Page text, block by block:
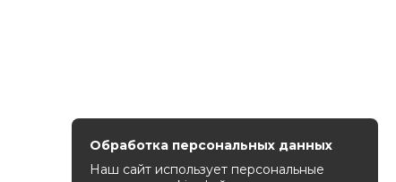
Обработка персональных данных
Наш сайт использует персональные